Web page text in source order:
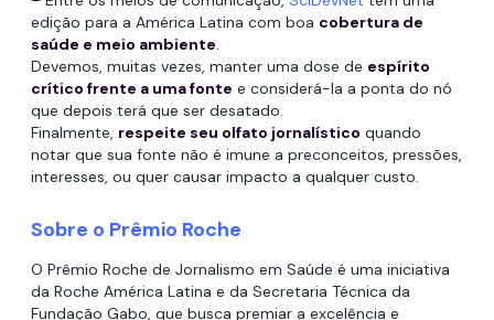
edição para a América Latina com boa cobertura de
saúde e meio ambiente.
Devemos, muitas vezes, manter uma dose de espírito
crítico frente a uma fonte e considerá-la a ponta do nó
que depois terá que ser desatado.
Finalmente, respeite seu olfato jornalístico quando
notar que sua fonte não é imune a preconceitos, pressões,
interesses, ou quer causar impacto a qualquer custo.
Sobre o Prêmio Roche
O Prêmio Roche de Jornalismo em Saúde é uma iniciativa
da Roche América Latina e da Secretaria Técnica da
Fundação Gabo, que busca premiar a excelência e